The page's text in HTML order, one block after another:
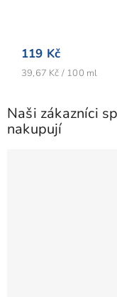
119 Kč
Měrná
39,67 Kč / 100 ml
Naši zákazníci
nakupují